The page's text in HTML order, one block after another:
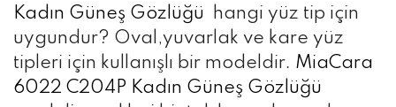
Kadın Güneş Gözlüğü
hangi yüz tip için
uygundur? Oval,yuvarlak ve kare yüz
tipleri için kullanışlı bir modeldir. MiaCara
6022 C204P Kadın Güneş Gözlüğü